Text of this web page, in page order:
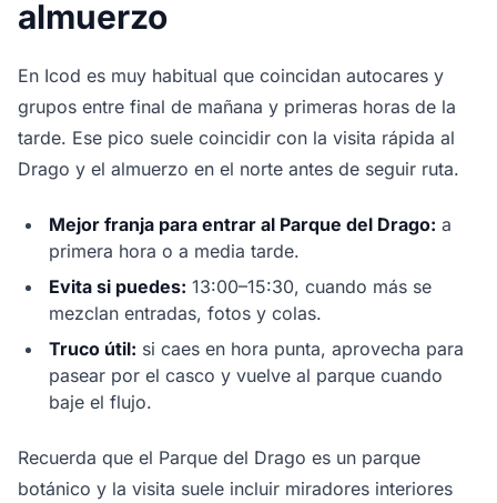
almuerzo
En Icod es muy habitual que coincidan autocares y
grupos entre final de mañana y primeras horas de la
tarde. Ese pico suele coincidir con la visita rápida al
Drago y el almuerzo en el norte antes de seguir ruta.
Mejor franja para entrar al Parque del Drago: a
primera hora o a media tarde.
Evita si puedes: 13:00–15:30, cuando más se
mezclan entradas, fotos y colas.
Truco útil: si caes en hora punta, aprovecha para
pasear por el casco y vuelve al parque cuando
baje el flujo.
Recuerda que el Parque del Drago es un parque
botánico y la visita suele incluir miradores interiores